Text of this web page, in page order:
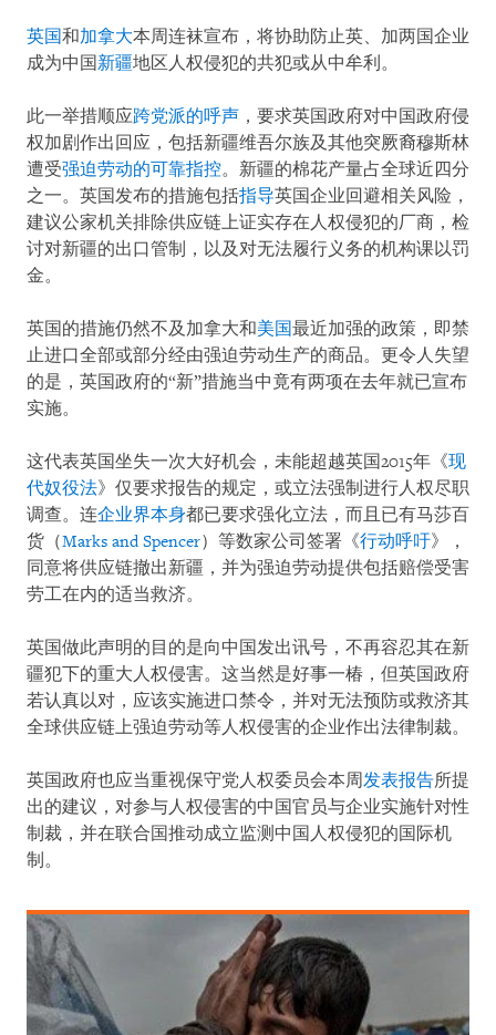
英国和加拿大本周连袜宣布，将协助防止英、加两国企业
成为中国 新疆地区人权侵犯的共犯或从中牟利。
此一举措顺应跨党派的呼声 ，要求英国政府对中国政府侵
权加剧作出回应，包括新疆维吾尔族及其他突厥裔穆斯林
遭受强迫劳动的可靠指控。新疆的棉花产量占全球近四分
之一。英国发布的措施包括指导英国企业回避相关风险，
建议公家机关排除供应链上证实存在人权侵犯的厂商，检
讨对新疆的出口管制，以及对无法履行义务的机构课以罚
金。
英国的措施仍然不及加拿大和美国最近加强的政策，即禁
止进口全部或部分经由强迫劳动生产的商品。更令人失望
的是，英国政府的“新”措施当中竟有两项在去年就已宣布
实施。
这代表英国坐失一次大好机会，未能超越英国2015年《现
代奴役法》仅要求报告的规定，或立法强制进行人权尽职
调查。连企业界本身都已要求强化立法，而且已有马莎百
货（Marks and Spencer）等数家公司签署《行动呼吁》，
同意将供应链撤出新疆，并为强迫劳动提供包括赔偿受害
劳工在内的适当救济。
英国做此声明的目的是向中国发出讯号，不再容忍其在新
疆犯下的重大人权侵害。这当然是好事一椿，但英国政府
若认真以对，应该实施进口禁令，并对无法预防或救济其
全球供应链上强迫劳动等人权侵害的企业作出法律制裁。
英国政府也应当重视保守党人权委员会本周发表报告所提
出的建议，对参与人权侵害的中国官员与企业实施针对性
制裁，并在联合国推动成立监测中国人权侵犯的国际机
制。